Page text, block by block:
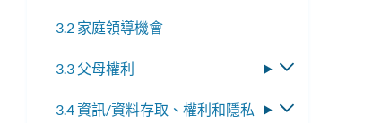
3.2 家庭領導機會
3.3 父母權利
切
3.4 資訊/資料存取、權利和隱私
切